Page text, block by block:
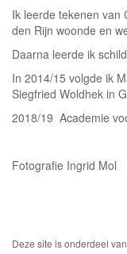
Ik leerde tekenen van
den Rijn woonde en
Daarna leerde ik
In 2014/15 volgde ik
Siegfried Woldhek in
2018/19 Academie
Fotografie Ingrid Mol
Deze site is onderdeel van